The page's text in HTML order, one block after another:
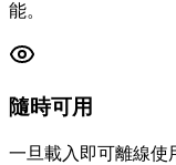
能。
隨時可用
一旦載入即可離線使